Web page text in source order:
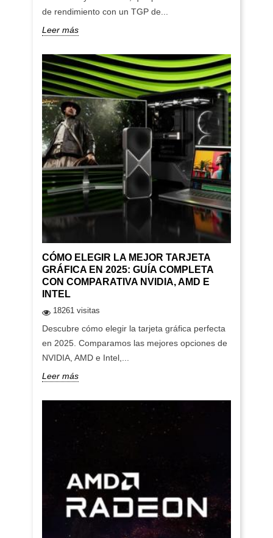
de rendimiento con un TGP de...
Leer más
CÓMO ELEGIR LA MEJOR TARJETA
GRÁFICA EN 2025: GUÍA COMPLETA
CON COMPARATIVA NVIDIA, AMD E
INTEL
18261 visitas
Descubre cómo elegir la tarjeta gráfica perfecta
en 2025. Comparamos las mejores opciones de
NVIDIA, AMD e Intel,...
Leer más